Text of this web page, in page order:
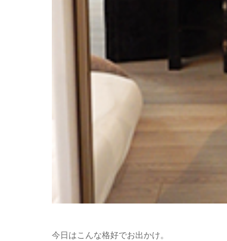
今日はこんな格好でお出かけ。